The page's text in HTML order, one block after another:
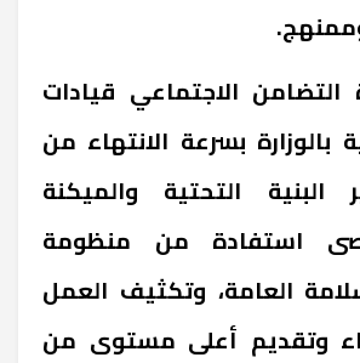
الاجتماعي قيادات
بالوزارة بسرعة الانتهاء من
البنية التحتية والميكنة
استفادة من منظومة
العامة، وتكثيف العمل
وتقديم أعلى مستوى من